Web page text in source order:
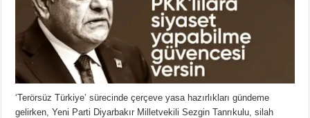
‘Terörsüz Türkiye’ sürecinde çerçeve yasa hazırlıkları gündeme
gelirken, Yeni Parti Diyarbakır Milletvekili Sezgin Tanrıkulu, silah